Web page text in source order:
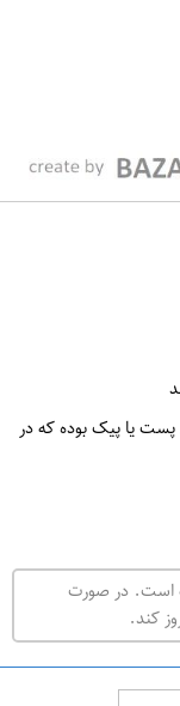
پست یا پیک بوده که در
است. در صورت
کند.